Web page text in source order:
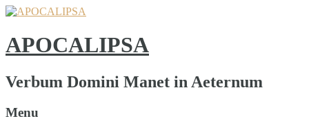
APOCALIPSA
Verbum Domini Manet in Aeternum
Menu